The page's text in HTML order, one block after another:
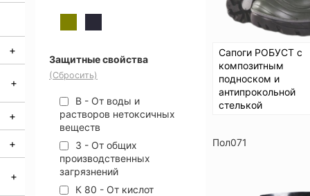
Защитные свойства
(Сбросить)
В - От воды и
растворов нетоксичных
веществ
З - От общих
производственных
загрязнений
К 80 - От кислот
Сапоги РОБУСТ с
композитным
подноском и
антипрокольной
стелькой
Пол071